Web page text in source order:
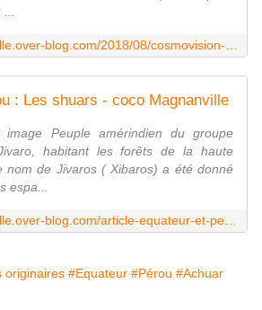
: Les shuars - coco Magnanville
Peuple amérindien du groupe
habitant les forêts de la haute
nom de Jivaros ( Xibaros) a été donné
espa...
originaires #Equateur #Pérou #Achuar